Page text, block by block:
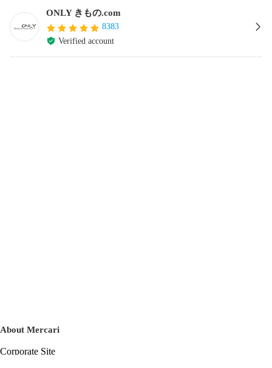
ONLY きもの.com
8383
Verified account
About Mercari
Corporate Site